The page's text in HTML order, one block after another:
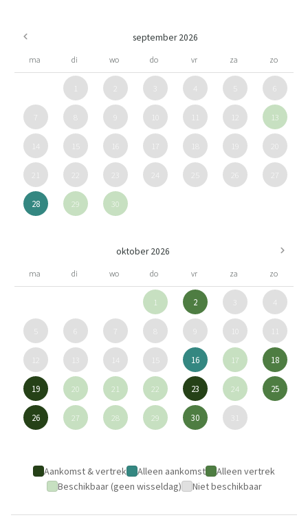
september 2026
ma di wo do vr za zo
13
28 29 30
oktober 2026
ma di wo do vr za zo
1 2
16 17 18
19 20 21 22 23 24 25
26 27 28 29 30
Aankomst & vertrek Alleen aankomst
Alleen vertrek
Beschikbaar (geen wisseldag)
Niet beschikbaar